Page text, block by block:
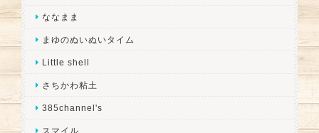
ななまま
まゆのぬいぬいタイム
Little shell
さちかわ粘土
385channel's
スマイル